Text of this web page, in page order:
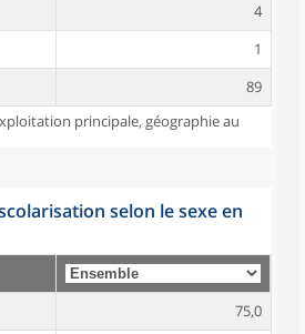
4
1
89
principale, géographie au
selon le sexe en
75,0